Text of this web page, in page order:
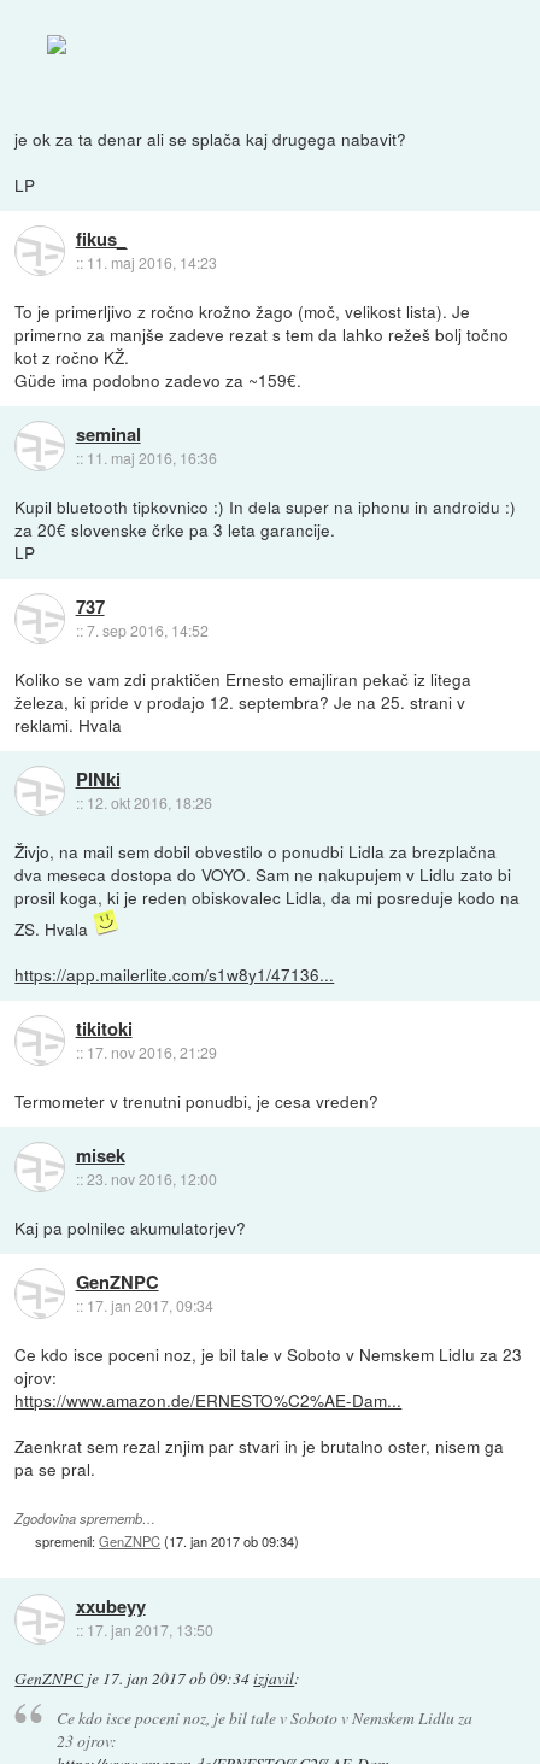
je ok za ta denar ali se splača kaj drugega nabavit?
LP
fikus_
:: 11. maj 2016, 14:23
To je primerljivo z ročno krožno žago (moč, velikost lista). Je
primerno za manjše zadeve rezat s tem da lahko režeš bolj točno
kot z ročno KŽ.
Güde ima podobno zadevo za ~159€.
seminal
:: 11. maj 2016, 16:36
Kupil bluetooth tipkovnico :) In dela super na iphonu in androidu :)
za 20€ slovenske črke pa 3 leta garancije.
LP
737
::7. sep 2016, 14:52
Koliko se vam zdi praktičen Ernesto emajliran pekač iz litega
železa, ki pride v prodajo 12. septembra? Je na 25. strani v
reklami. Hvala
PINki
:: 12. okt 2016, 18:26
Živjo, na mail sem dobil obvestilo o ponudbi Lidla za brezplačna
dva meseca dostopa do VOYO. Sam ne nakupujem v Lidlu zato bi
prosil koga, ki je reden obiskovalec Lidla, da mi posreduje kodo na
ZS. Hvala
https://app.mailerlite.com/s1w8y1/47136...
tikitoki
:: 17. nov 2016, 21:29
Termometer v trenutni ponudbi, je cesa vreden?
misek
::23. nov 2016, 12:00
Kaj pa polnilec akumulatorjev?
GenZNPC
:: 17. jan 2017, 09:34
Ce kdo isce poceni noz, je bil tale v Soboto v Nemskem Lidlu za 23
ojrov:
https://www.amazon.de/ERNESTO%C2%AE-Dam...
Zaenkrat sem rezal znjim par stvari in je brutalno oster, nisem ga
pa se pral.
Zgodovina sprememb…
spremenil:GenZNPC(17. jan 2017 ob 09:34)
xxubeyy
:: 17. jan 2017, 13:50
GenZNPCje 17. jan 2017 ob 09:34izjavil:
Ce kdo isce poceni noz, je bil tale v Soboto v Nemskem Lidlu za
23 ojrov: